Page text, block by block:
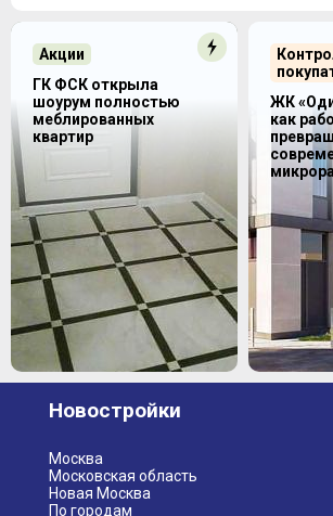
ЖК
как
Акции
ГК ФСК открыла
шоурум полностью
меблированных
квартир
Новостройки
Москва
Московская область
Новая Москва
По городам